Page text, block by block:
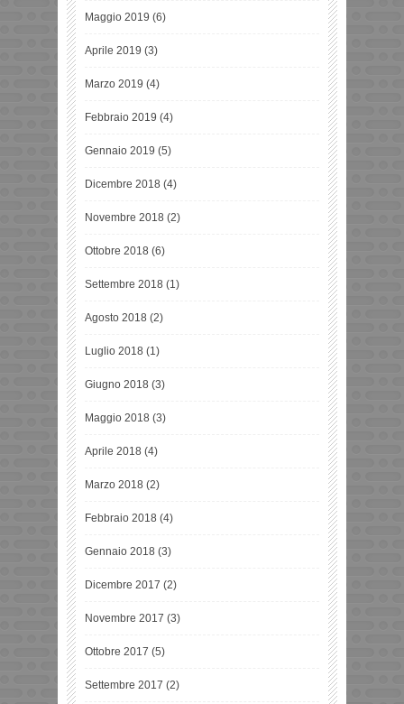
Maggio 2019 (6)
Aprile 2019 (3)
Marzo 2019 (4)
Febbraio 2019 (4)
Gennaio 2019 (5)
Dicembre 2018 (4)
Novembre 2018 (2)
Ottobre 2018 (6)
Settembre 2018 (1)
Agosto 2018 (2)
Luglio 2018 (1)
Giugno 2018 (3)
Maggio 2018 (3)
Aprile 2018 (4)
Marzo 2018 (2)
Febbraio 2018 (4)
Gennaio 2018 (3)
Dicembre 2017 (2)
Novembre 2017 (3)
Ottobre 2017 (5)
Settembre 2017 (2)